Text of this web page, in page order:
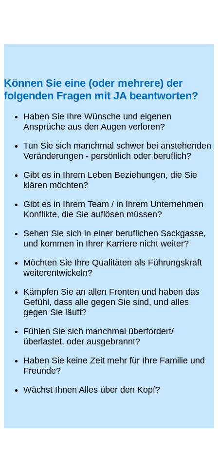
Können Sie eine (oder mehrere) der
folgenden Fragen mit JA beantworten?
Haben Sie Ihre Wünsche und eigenen
Ansprüche aus den Augen verloren?
Tun Sie sich manchmal schwer bei anstehenden
Veränderungen - persönlich oder beruflich?
Gibt es in Ihrem Leben Beziehungen, die Sie
klären möchten?
Gibt es in Ihrem Team / in Ihrem Unternehmen
Konflikte, die Sie auflösen müssen?
Sehen Sie sich in einer beruflichen Sackgasse,
und kommen in Ihrer Karriere nicht weiter?
Möchten Sie Ihre Qualitäten als Führungskraft
weiterentwickeln?
Kämpfen Sie an allen Fronten und haben das
Gefühl, dass alle gegen Sie sind, und alles
gegen Sie läuft?
Fühlen Sie sich manchmal überfordert/
überlastet, oder ausgebrannt?
Haben Sie keine Zeit mehr für Ihre Familie und
Freunde?
Wächst Ihnen Alles über den Kopf?